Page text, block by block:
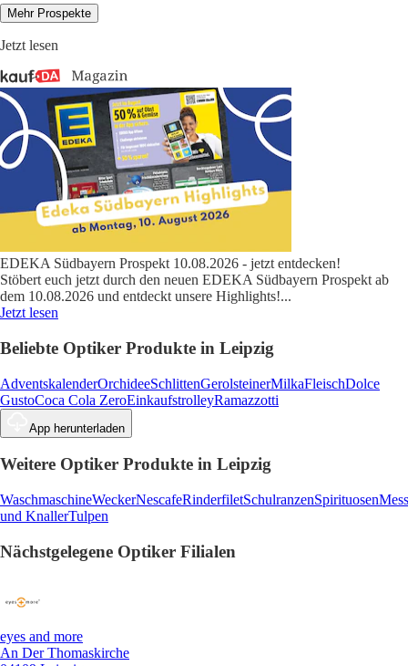
Mehr Prospekte
Jetzt lesen
EDEKA Südbayern Prospekt 10.08.2026 - jetzt entdecken!
Stöbert euch jetzt durch den neuen EDEKA Südbayern Prospekt ab
dem 10.08.2026 und entdeckt unsere Highlights!...
Jetzt lesen
Beliebte Optiker Produkte in Leipzig
AdventskalenderOrchideeSchlittenGerolsteinerMilkaFleischDolce
GustoCoca Cola ZeroEinkaufstrolleyRamazzotti
App herunterladen
Weitere Optiker Produkte in Leipzig
WaschmaschineWeckerNescafeRinderfiletSchulranzenSpirituosen
und KnallerTulpen
Nächstgelegene Optiker Filialen
eyes and more
An Der Thomaskirche